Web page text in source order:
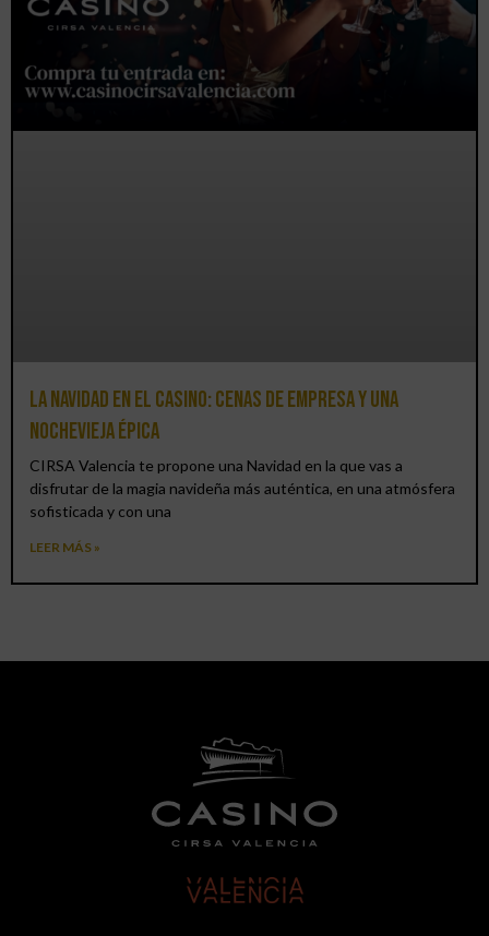
La Navidad en el Casino: cenas de empresa y una
Nochevieja épica
CIRSA Valencia te propone una Navidad en la que vas a
disfrutar de la magia navideña más auténtica, en una atmósfera
sofisticada y con una
LEER MÁS »